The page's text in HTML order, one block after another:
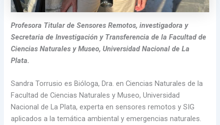
Profesora Titular de Sensores Remotos, investigadora y
Secretaria de Investigación y Transferencia de la Facultad de
Ciencias Naturales y Museo, Universidad Nacional de La
Plata.
Sandra Torrusio es Bióloga, Dra. en Ciencias Naturales de la
Facultad de Ciencias Naturales y Museo, Universidad
Nacional de La Plata, experta en sensores remotos y SIG
aplicados a la temática ambiental y emergencias naturales.